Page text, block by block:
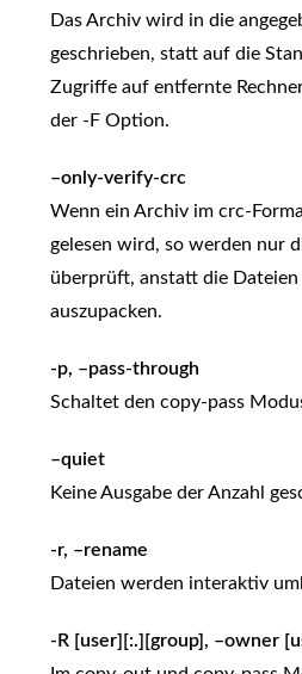
Das Archiv wird in die
geschrieben, statt auf die
Zugriffe auf entfernte
der -F Option.
–only-verify-crc
Wenn ein Archiv im crc-
gelesen wird, so werden nur
überprüft, anstatt die
auszupacken.
-p, –pass-through
Schaltet den copy-pass
–quiet
Keine Ausgabe der Anzahl
-r, –rename
Dateien werden interaktiv
-R [user][:.][group], –owner